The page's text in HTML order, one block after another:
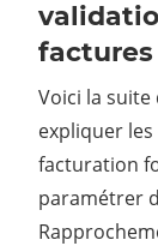
factures
Voici la
expliquer
facturation
paramétrer